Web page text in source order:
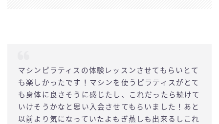
マシンピラティスの体験レッスンさせてもらいとて
も楽しかったです！マシンを使うピラティスがとて
も身体に良さそうに感じたし、これだったら続けて
いけそうかなと思い入会させてもらいました！あと
以前より気になっていたよもぎ蒸しも出来るしこれ